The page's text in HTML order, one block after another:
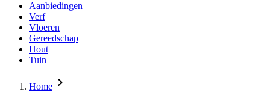
Aanbiedingen
Verf
Vloeren
Gereedschap
Hout
Tuin
Home